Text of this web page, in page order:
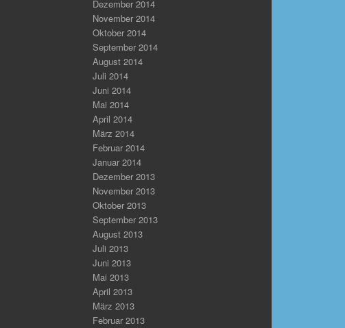
Dezember 2014
November 2014
Oktober 2014
September 2014
August 2014
Juli 2014
Juni 2014
Mai 2014
April 2014
März 2014
Februar 2014
Januar 2014
Dezember 2013
November 2013
Oktober 2013
September 2013
August 2013
Juli 2013
Juni 2013
Mai 2013
April 2013
März 2013
Februar 2013